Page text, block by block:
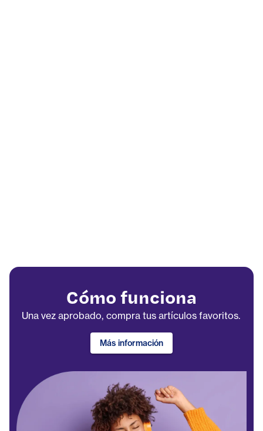
Cómo funciona
Una vez aprobado, compra tus artículos favoritos.
Más información